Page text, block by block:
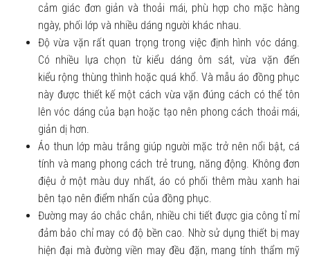
cảm giác đơn giản và thoải mái, phù hợp cho mặc hàng
ngày, phối lớp và nhiều dáng người khác nhau.
Độ vừa vặn rất quan trọng trong việc định hình vóc dáng.
Có nhiều lựa chọn từ kiểu dáng ôm sát, vừa vặn đến
kiểu rộng thùng thình hoặc quá khổ. Và mẫu áo đồng phục
này được thiết kế một cách vừa vặn đúng cách có thể tôn
lên vóc dáng của bạn hoặc tạo nên phong cách thoải mái,
giản dị hơn.
Áo thun lớp màu trắng giúp người mặc trở nên nổi bật, cá
tính và mang phong cách trẻ trung, năng động. Không đơn
điệu ở một màu duy nhất, áo có phối thêm màu xanh hai
bên tạo nên điểm nhấn của đồng phục.
Đường may áo chắc chắn, nhiều chi tiết được gia công tỉ mỉ
đảm bảo chỉ may có độ bền cao. Nhờ sử dụng thiết bị may
hiện đại mà đường viền may đều đặn, mang tính thẩm mỹ